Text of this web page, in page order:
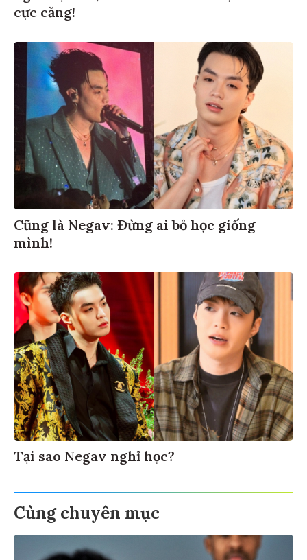
cực căng!
Cũng là Negav: Đừng ai bỏ học giống
mình!
Tại sao Negav nghỉ học?
Cùng chuyên mục